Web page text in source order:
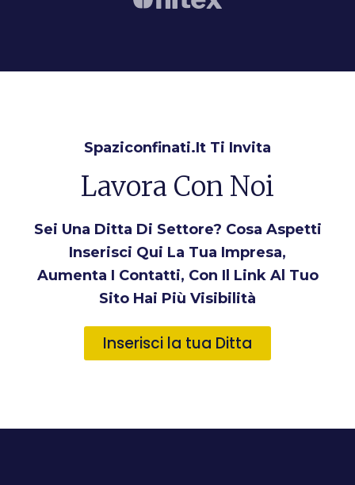
Spaziconfinati.it Ti Invita
Lavora Con Noi
Sei Una Ditta Di Settore? Cosa Aspetti
Inserisci Qui La Tua Impresa,
Aumenta I Contatti, Con Il Link Al Tuo
Sito Hai Più Visibilità
Inserisci la tua Ditta